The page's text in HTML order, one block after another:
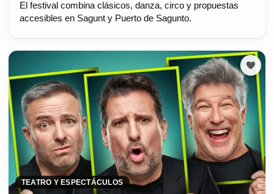
El festival combina clásicos, danza, circo y propuestas
accesibles en Sagunt y Puerto de Sagunto.
TEATRO Y ESPECTÁCULOS